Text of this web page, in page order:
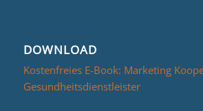
DOWNLOAD
Kostenfreies E-Book: Marketing
Gesundheitsdienstleister